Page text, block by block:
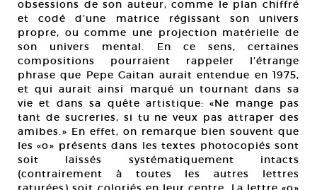
obsessions de son auteur, comme le plan chiffré
et codé d’une matrice régissant son univers
propre, ou comme une projection matérielle de
son univers mental. En ce sens, certaines
compositions pourraient rappeler l’étrange
phrase que Pepe Gaitan aurait entendue en 1975,
et qui aurait ainsi marqué un tournant dans sa
vie et dans sa quête artistique: «Ne mange pas
tant de sucreries, si tu ne veux pas attraper des
amibes.» En effet, on remarque bien souvent que
les «o» présents dans les textes photocopiés sont
soit laissés systématiquement intacts
(contrairement à toutes les autres lettres